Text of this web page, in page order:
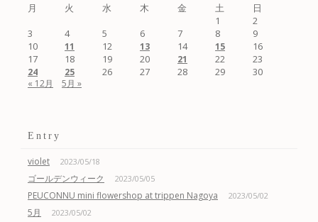
月
火 水 木 金 土
日
1
2
3
4 5 6 7 8
9
10
11 12 13 14 15
16
17
18 19 20 21 22 23
24 25 26 27 28 29 30
« 12月 5月 »
Entry
violet 2023/05/18
ゴールデンウィーク 2023/05/05
PEUCONNU mini flowershop at trippen Nagoya 2023/05/02
5月 2023/05/02